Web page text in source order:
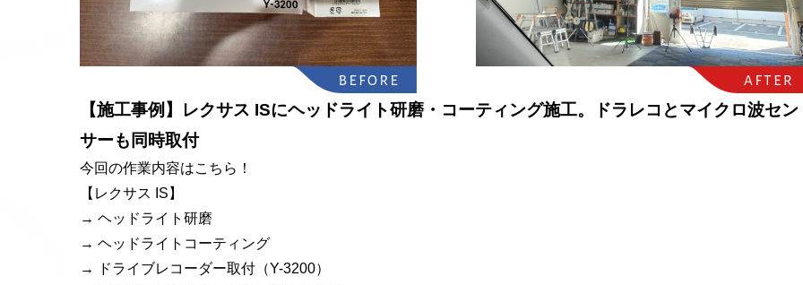
【施工事例】レクサス ISにヘッドライト研磨・コーティング施工。ドラレコとマイクロ波セン
サーも同時取付
今回の作業内容はこちら！
【レクサス IS】
→ ヘッドライト研磨
→ ヘッドライトコーティング
→ ドライブレコーダー取付（Y-3200）